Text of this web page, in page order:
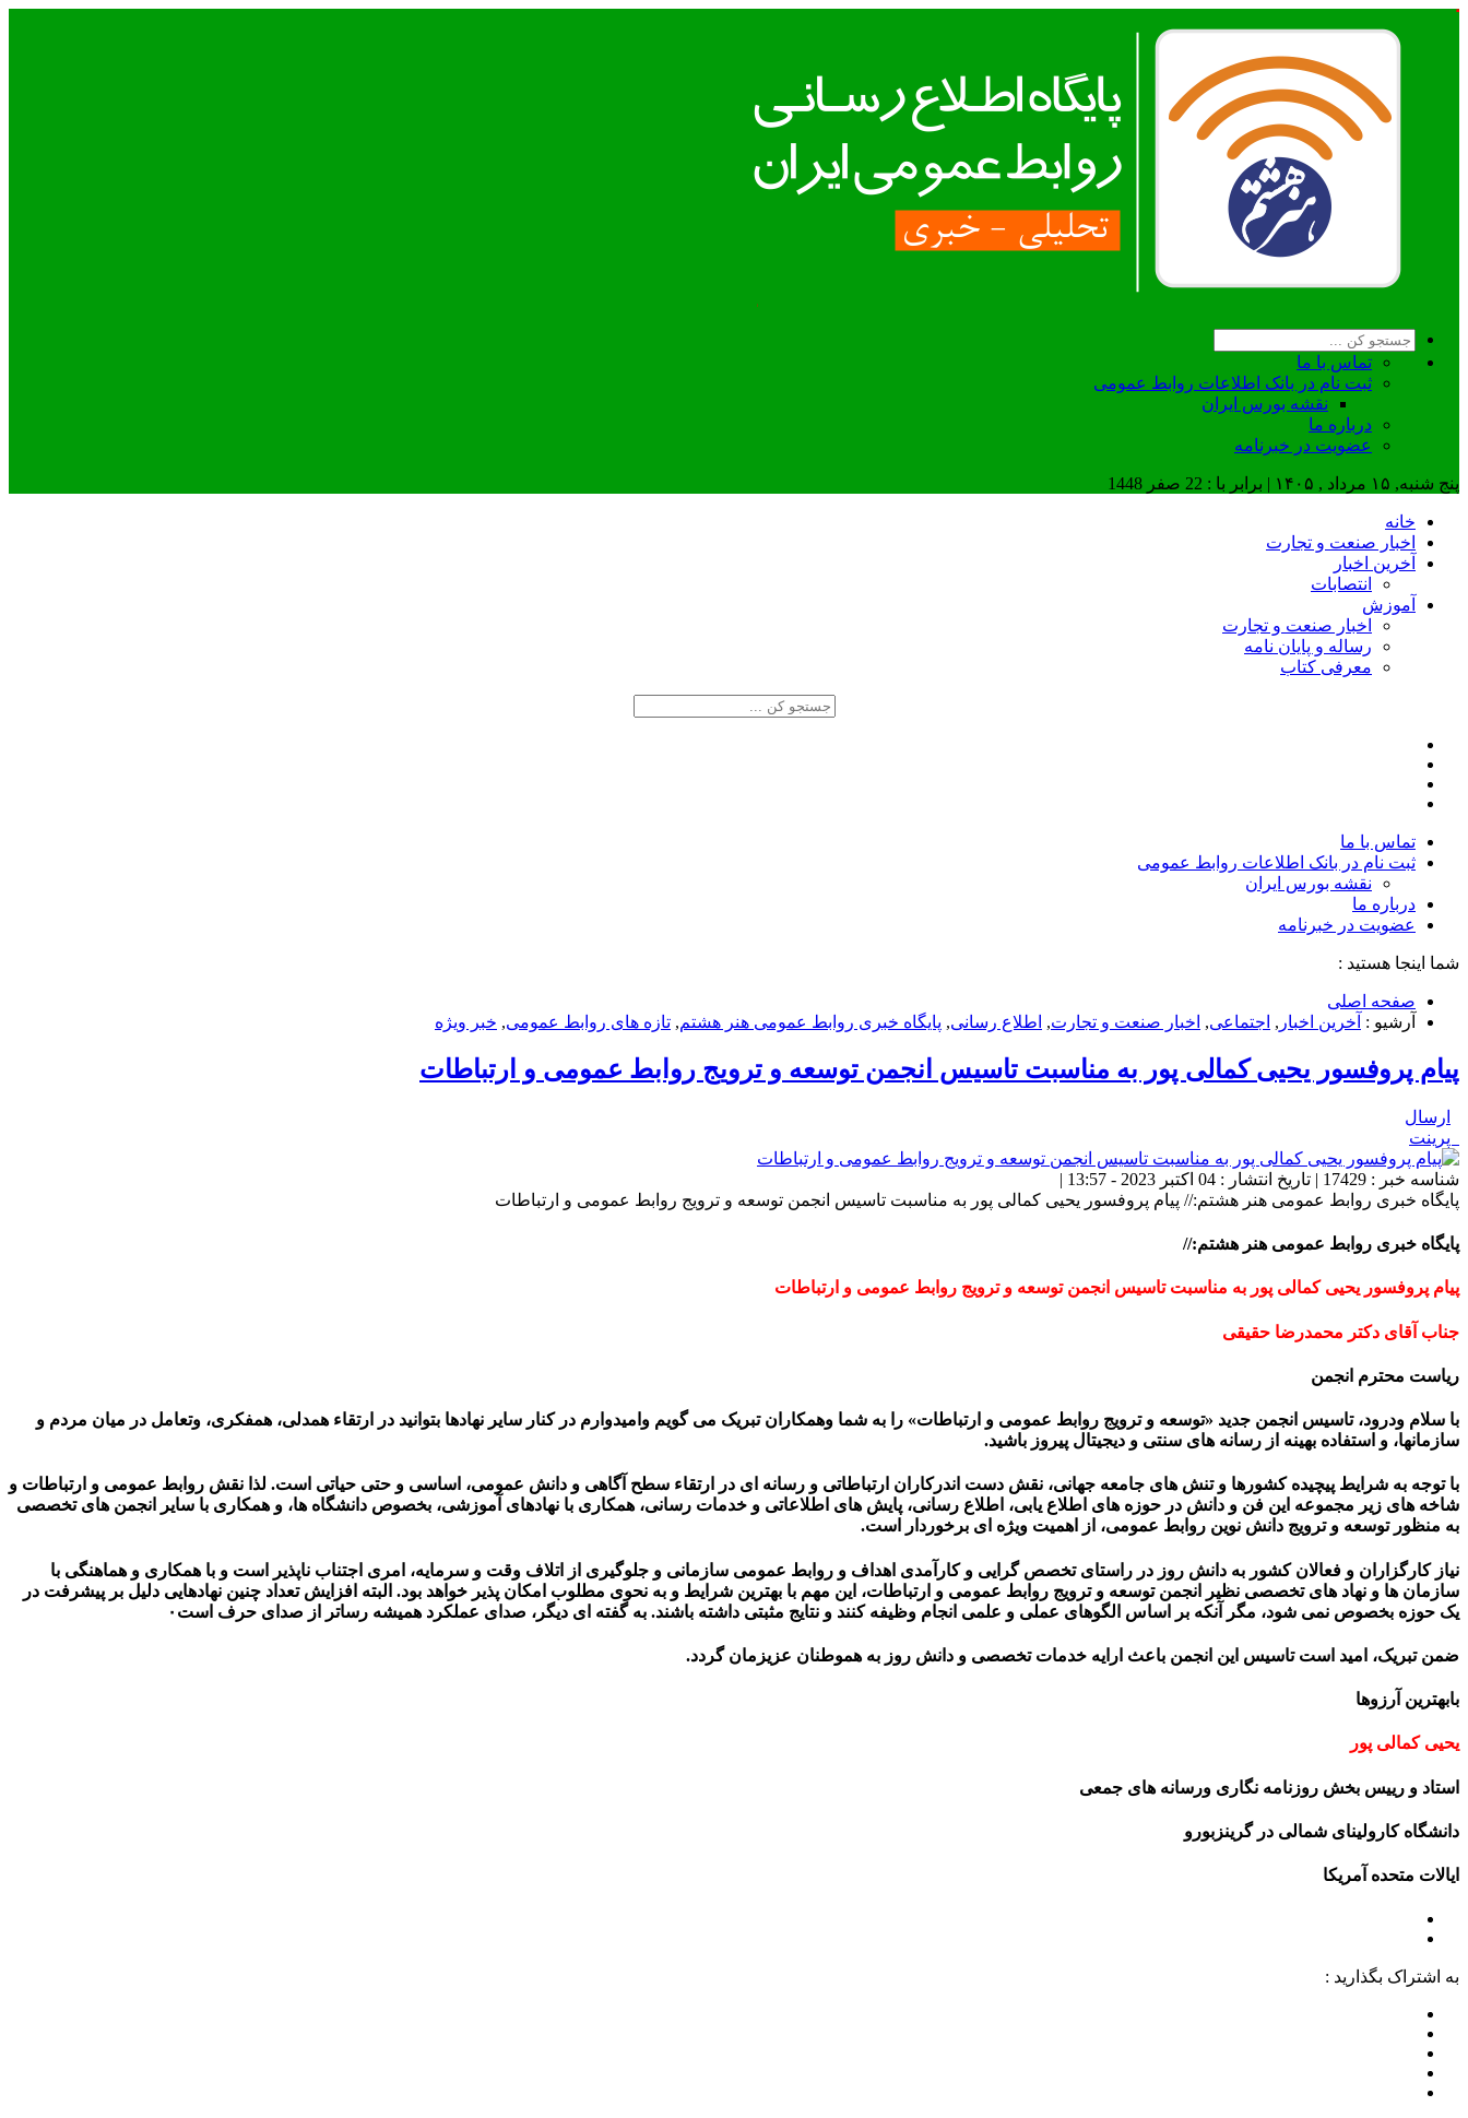
تماس با ما
ثبت نام در بانک اطلاعات روابط عمومی
نقشه بورس ایران
درباره ما
عضويت در خبرنامه
پنج شنبه, ۱۵ مرداد , ۱۴۰۵ | برابر با : 22 صفر 1448
خانه
اخبار صنعت و تجارت
آخرین اخبار
انتصابات
آموزش
اخبار صنعت و تجارت
رساله و پایان نامه
معرفی کتاب
تماس با ما
ثبت نام در بانک اطلاعات روابط عمومی
نقشه بورس ایران
درباره ما
عضويت در خبرنامه
شما اینجا هستید :
صفحه اصلی
آرشیو : آخرین اخبار , اجتماعی, اخبار صنعت و تجارت, اطلاع رسانی, پایگاه خبری روابط عمومی هنر هشتم, تازه های روابط عمومی, خبر ویژه
پیام پروفسور یحیی کمالی پور به مناسبت تاسیس انجمن توسعه و ترویج روابط عمومی و ارتباطات
ارسال
پرینت
شناسه خبر : 17429 | تاریخ انتشار : 04 اکتبر 2023 - 13:57 |
پایگاه خبری روابط عمومی هنر هشتم:// پیام پروفسور یحیی کمالی پور به مناسبت تاسیس انجمن توسعه و ترویج روابط عمومی و ارتباطات
پایگاه خبری روابط عمومی هنر هشتم://
پیام پروفسور یحیی کمالی پور به مناسبت تاسیس انجمن توسعه و ترویج روابط عمومی و ارتباطات
جناب آقای دکتر محمدرضا حقیقی
ریاست محترم انجمن
با سلام ودرود، تاسیس انجمن جدید «توسعه و ترویج روابط عمومی و ارتباطات» را به شما وهمکاران تبریک می گویم وامیدوارم در کنار سایر نهادها بتوانید در ارتقاء همدلی، همفکری، وتعامل در میان مردم و
سازمانها، و استفاده بهینه از رسانه های سنتی و دیجیتال پیروز باشید.
با توجه به شرایط پیچیده کشورها و تنش های جامعه جهانی، نقش دست اندرکاران ارتباطاتی و رسانه ای در ارتقاء سطح آگاهی و دانش عمومی، اساسی و حتی حیاتی است. لذا نقش روابط عمومی و ارتباطات و
شاخه های زیر مجموعه این فن و دانش در حوزه های اطلاع یابی، اطلاع رسانی، پایش های اطلاعاتی و خدمات رسانی، همکاری با نهادهای آموزشی، بخصوص دانشگاه ها، و همکاری با سایر انجمن های تخصصی
به منظور توسعه و ترویج دانش نوین روابط عمومی، از اهمیت ویژه ای برخوردار است.
نیاز کارگزاران و فعالان کشور به دانش روز در راستای تخصص گرایی و کارآمدی اهداف و روابط عمومی سازمانی و جلوگیری از اتلاف وقت و سرمایه، امری اجتناب ناپذیر است و با همکاری و هماهنگی با
سازمان ها و نهاد های تخصصی نظیر انجمن توسعه و ترویج روابط عمومی و ارتباطات، این مهم با بهترین شرایط و به نحوی مطلوب امکان پذیر خواهد بود. البته افزایش تعداد چنین نهادهایی دلیل بر پیشرفت در
یک حوزه بخصوص نمی شود، مگر آنکه بر اساس الگوهای عملی و علمی انجام وظیفه کنند و نتایج مثبتی داشته باشند. به گفته ای دیگر، صدای عملکرد همیشه رساتر از صدای حرف است۰
ضمن تبریک، امید است تاسیس این انجمن باعث ارایه خدمات تخصصی و دانش روز به هموطنان عزیزمان گردد.
بابهترین آرزوها
یحیی کمالی پور
استاد و رییس بخش روزنامه نگاری ورسانه های جمعی
دانشگاه کارولینای شمالی در گرینزبورو
ایالات متحده آمریکا
به اشتراک بگذارید :